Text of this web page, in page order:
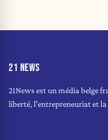
21 NEWS
21News est un média belge
liberté, l'entrepreneuriat et